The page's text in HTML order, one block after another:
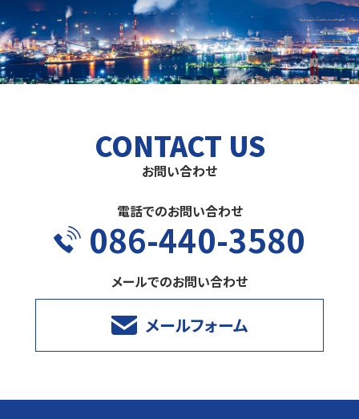
CONTACT US
お問い合わせ
電話でのお問い合わせ
086-440-3580
メールでのお問い合わせ
メールフォーム